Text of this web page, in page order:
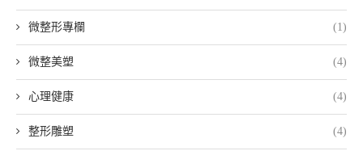
微整形專欄 (1)
微整美塑 (4)
心理健康 (4)
整形雕塑 (4)